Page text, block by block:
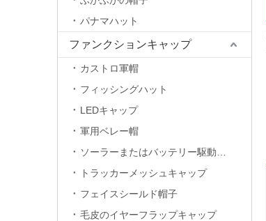
パナマハット
ファンクションキャップ
カストロ軍帽
フィッシングハット
LEDキャップ
軍用ベレー帽
トラッカーメッシュキャップ
フェイスシールド帽子
毛皮のイヤーフラップキャップ